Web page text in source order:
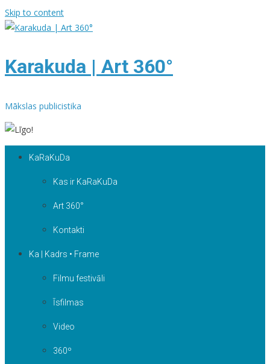
Skip to content
Karakuda | Art 360°
Mākslas publicistika
KaRaKuDa
Kas ir KaRaKuDa
Art 360°
Kontakti
Ka | Kadrs • Frame
Filmu festivāli
Īsfilmas
Video
360º